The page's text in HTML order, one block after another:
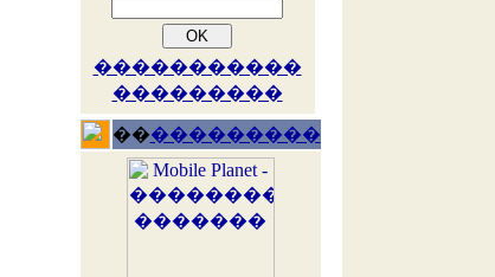
�����������
���������
�����������